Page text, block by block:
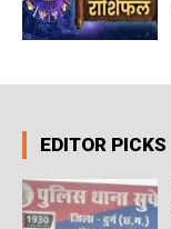
EDITOR PICKS